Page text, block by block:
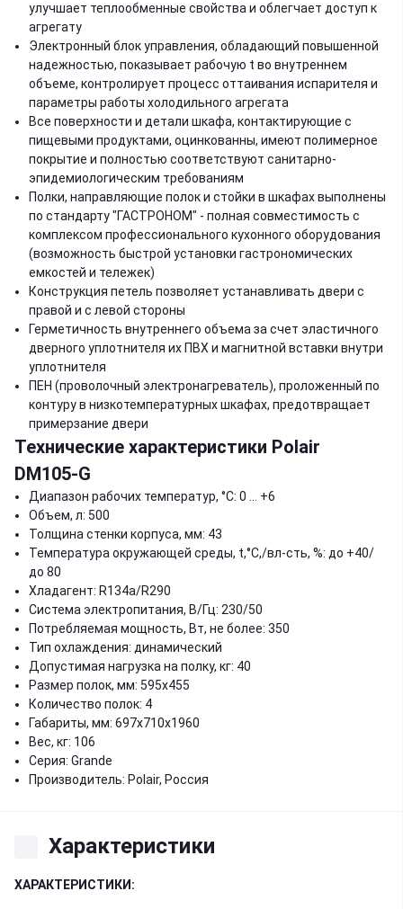
улучшает теплообменные свойства и облегчает доступ к
агрегату
Электронный блок управления, обладающий повышенной
надежностью, показывает рабочую t во внутреннем
объеме, контролирует процесс оттаивания испарителя и
параметры работы холодильного агрегата
Все поверхности и детали шкафа, контактирующие с
пищевыми продуктами, оцинкованны, имеют полимерное
покрытие и полностью соответствуют санитарно-
эпидемиологическим требованиям
Полки, направляющие полок и стойки в шкафах выполнены
по стандарту "ГАСТРОНОМ" - полная совместимость с
комплексом профессионального кухонного оборудования
(возможность быстрой установки гастрономических
емкостей и тележек)
Конструкция петель позволяет устанавливать двери с
правой и с левой стороны
Герметичность внутреннего объема за счет эластичного
дверного уплотнителя их ПВХ и магнитной вставки внутри
уплотнителя
ПЕН (проволочный электронагреватель), проложенный по
контуру в низкотемпературных шкафах, предотвращает
примерзание двери
Технические характеристики Polair
DM105-G
Диапазон рабочих температур, °C: 0 … +6
Объем, л: 500
Толщина стенки корпуса, мм: 43
Температура окружающей среды, t,°C,/вл-сть, %: до +40/
до 80
Хладагент: R134a/R290
Система электропитания, В/Гц: 230/50
Потребляемая мощность, Вт, не более: 350
Тип охлаждения: динамический
Допустимая нагрузка на полку, кг: 40
Размер полок, мм: 595х455
Количество полок: 4
Габариты, мм: 697х710х1960
Вес, кг: 106
Серия: Grande
Производитель: Polair, Россия
Характеристики
ХАРАКТЕРИСТИКИ: